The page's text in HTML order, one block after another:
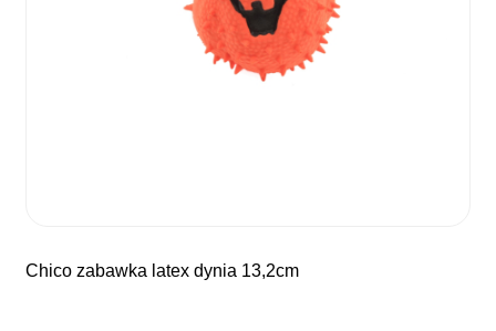
chico zabawka latex dynia 13,2cm